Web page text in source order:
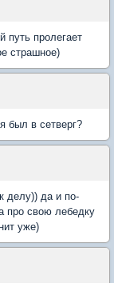
путь пролегает
страшное)
был в сетверг?
делу)) да и по-
про свою лебедку
уже)